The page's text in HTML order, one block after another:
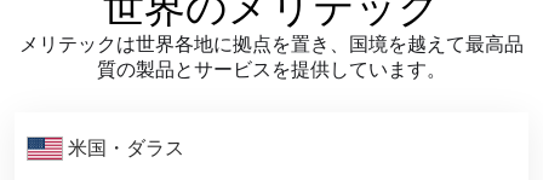
メリテックは世界各地に拠点を置き、国境を越えて最高品
質の製品とサービスを提供しています。
米国・ダラス